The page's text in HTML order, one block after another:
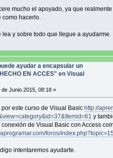
mucho el apoyado, ya que
como hacerlo.
lea y sobre todo que llegue a ayudarme.
ayudar a encapsular un
EN ACCES" en Visual
de Junio 2015, 08:18 »
este curso de Visual Basic http://
y
de Visual Basic con Access
foros/
intentaremos ayudarte.